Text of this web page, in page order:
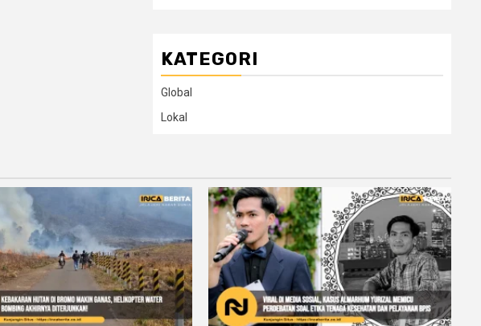
KATEGORI
Global
Lokal